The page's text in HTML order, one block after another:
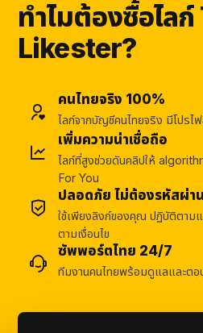
ทำไมต้องซื้อไล
Likester?
คนไทยจริง 100%
ไลก์จากบัญชีคนไทยจริง มีโปรไ
เพิ่มความน่าเชื่อถือ
ไลก์ที่สูงช่วยดันคลิปให้
For You
ปลอดภัย ไม่ต้องรหัสผ่าน
ใช้เพียงลิงก์ของคุณ ปฏิบัติตาม
ตามเงื่อนไข
ซัพพอร์ตไทย 24/7
ทีมงานคนไทยพร้อมดูแลและตอ